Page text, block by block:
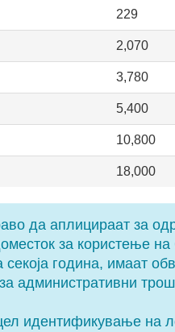
229
2,070
3,780
5,400
10,800
18,000
да аплицираат за
за користење на
секоја година, имаат
административни
идентификување на